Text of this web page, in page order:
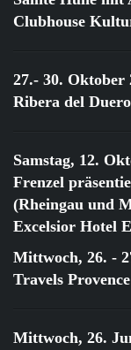
Clubhouse
27.- 30. Oktober
Ribera del
Samstag, 12.
Frenzel
(Rheingau und
Excelsior Hotel
Mittwoch, 26. -
Travels
Mittwoch, 26.